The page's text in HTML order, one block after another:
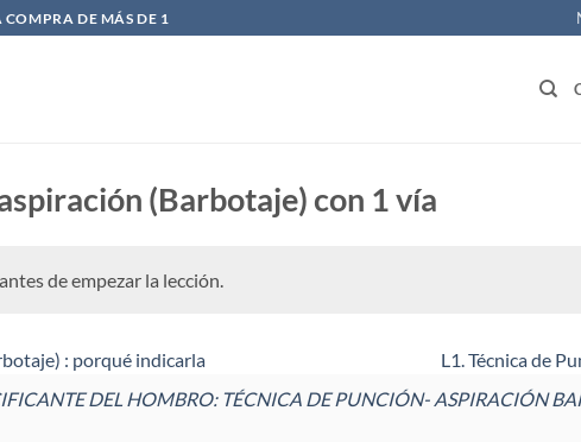
DE MÁS DE 1
(Barbotaje) con 1 vía
de empezar la lección.
: porqué indicarla
L1. Técnica de
DEL HOMBRO: TÉCNICA DE PUNCIÓN- ASPIRACIÓN